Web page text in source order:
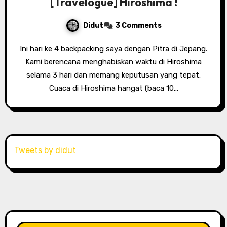
Didut 3 Comments
Kami berencana menghabiskan waktu di Hiroshima
selama 3 hari dan memang keputusan yang tepat.
Cuaca di Hiroshima hangat (baca 10…
Tweets by didut